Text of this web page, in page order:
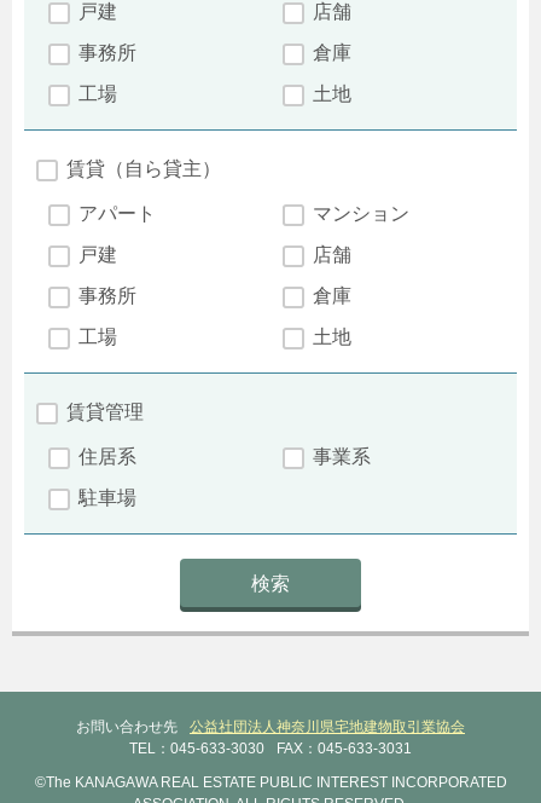
戸建
店舗
事務所
倉庫
工場
土地
賃貸（自ら貸主）
アパート
マンション
戸建
店舗
事務所
倉庫
工場
土地
賃貸管理
住居系
事業系
駐車場
お問い合わせ先
公益社団法人神奈川県宅地建物取引業協会
TEL：045-633-3030
FAX：045-633-3031
©The KANAGAWA REAL ESTATE PUBLIC INTEREST INCORPORATED